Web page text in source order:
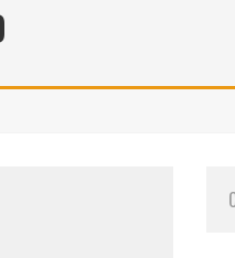
#IGERS #IGERSMILANO